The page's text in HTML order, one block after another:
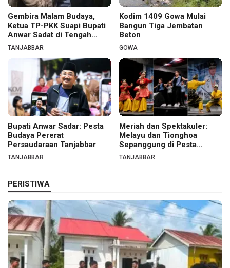
Gembira Malam Budaya,
Ketua TP-PKK Suapi Bupati
Anwar Sadat di Tengah
Warga
TANJABBAR
Kodim 1409 Gowa Mulai
Bangun Tiga Jembatan
Beton
GOWA
Bupati Anwar Sadar: Pesta
Budaya Pererat
Persaudaraan Tanjabbar
TANJABBAR
Meriah dan Spektakuler:
Melayu dan Tionghoa
Sepanggung di Pesta
Budaya Tanjabbar
TANJABBAR
PERISTIWA